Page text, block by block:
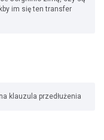
im się ten transfer
klauzula przedłużenia